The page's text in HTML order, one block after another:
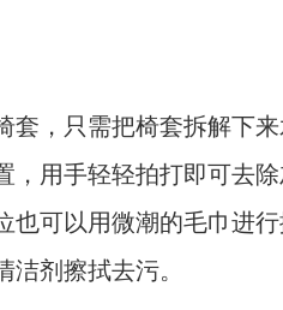
，只需把椅套拆解下来
，用手轻轻拍打即可去
也可以用微潮的毛巾进
剂擦拭去污。